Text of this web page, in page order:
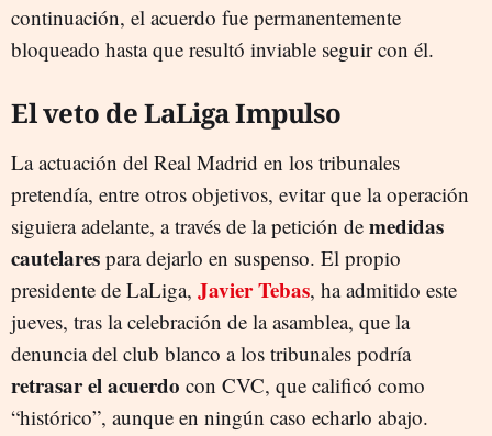
continuación, el acuerdo fue permanentemente
bloqueado hasta que resultó inviable seguir con él.
El veto de LaLiga Impulso
La actuación del Real Madrid en los tribunales
pretendía, entre otros objetivos, evitar que la operación
siguiera adelante, a través de la petición de medidas
cautelares para dejarlo en suspenso. El propio
presidente de LaLiga, Javier Tebas, ha admitido este
jueves, tras la celebración de la asamblea, que la
denuncia del club blanco a los tribunales podría
retrasar el acuerdo con CVC, que calificó como
“histórico”, aunque en ningún caso echarlo abajo.